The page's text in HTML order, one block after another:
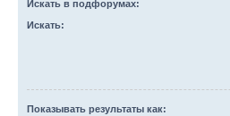
Искать в подфорумах:
Искать:
Показывать результаты как: